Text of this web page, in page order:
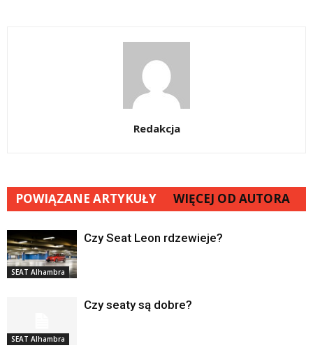
Redakcja
POWIĄZANE ARTYKUŁY WIĘCEJ OD AUTORA
SEAT Alhambra
Czy Seat Leon rdzewieje?
SEAT Alhambra
Czy seaty są dobre?